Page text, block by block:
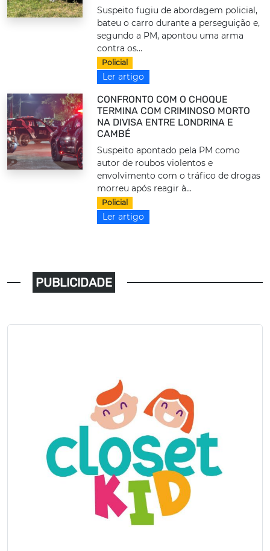
Suspeito fugiu de abordagem policial,
bateu o carro durante a perseguição e,
segundo a PM, apontou uma arma
contra os...
Policial
Ler artigo
CONFRONTO COM O CHOQUE
TERMINA COM CRIMINOSO MORTO
NA DIVISA ENTRE LONDRINA E
CAMBÉ
Suspeito apontado pela PM como
autor de roubos violentos e
envolvimento com o tráfico de drogas
morreu após reagir à...
Policial
Ler artigo
PUBLICIDADE